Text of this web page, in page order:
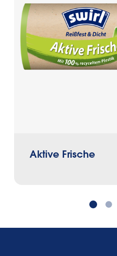
Aktive Frische